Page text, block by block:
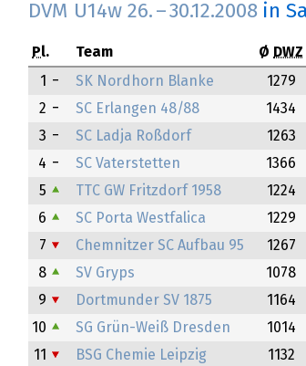
DVM U14w 26. –30.12.2008 in
Pl. Team Ø DWZ
1
SK Nordhorn Blanke 1279
2
SC Erlangen 48/88 1434
3
SC Ladja Roßdorf 1263
4
SC Vaterstetten 1366
5
TTC GW Fritzdorf 1958 1224
6
SC Porta Westfalica 1229
7
Chemnitzer SC Aufbau 95 1267
8
SV Gryps 1078
9
Dortmunder SV 1875 1164
10
SG Grün-Weiß Dresden 1014
11
BSG Chemie Leipzig 1132